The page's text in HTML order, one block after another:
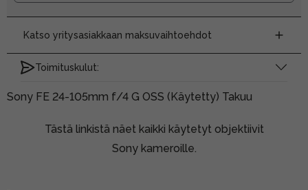
Katso yritysasiakkaan maksuvaihtoehdot
Toimituskulut:
Sony FE 24-105mm f/4 G OSS (Käytetty) Takuu
Tästä linkistä näet kaikki käytetyt objektiivit
Sony kameroille.